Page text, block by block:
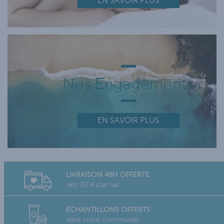
Nos Engagements
EN SAVOIR PLUS
LIVRAISON 48H OFFERTE
dès 30 € d'achat
ECHANTILLONS OFFERTS
dans votre commande